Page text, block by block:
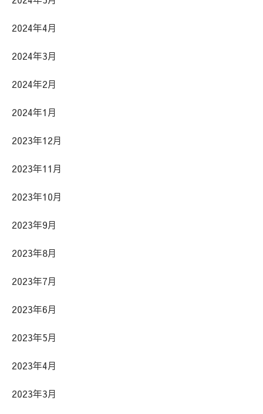
2024年4月
2024年3月
2024年2月
2024年1月
2023年12月
2023年11月
2023年10月
2023年9月
2023年8月
2023年7月
2023年6月
2023年5月
2023年4月
2023年3月